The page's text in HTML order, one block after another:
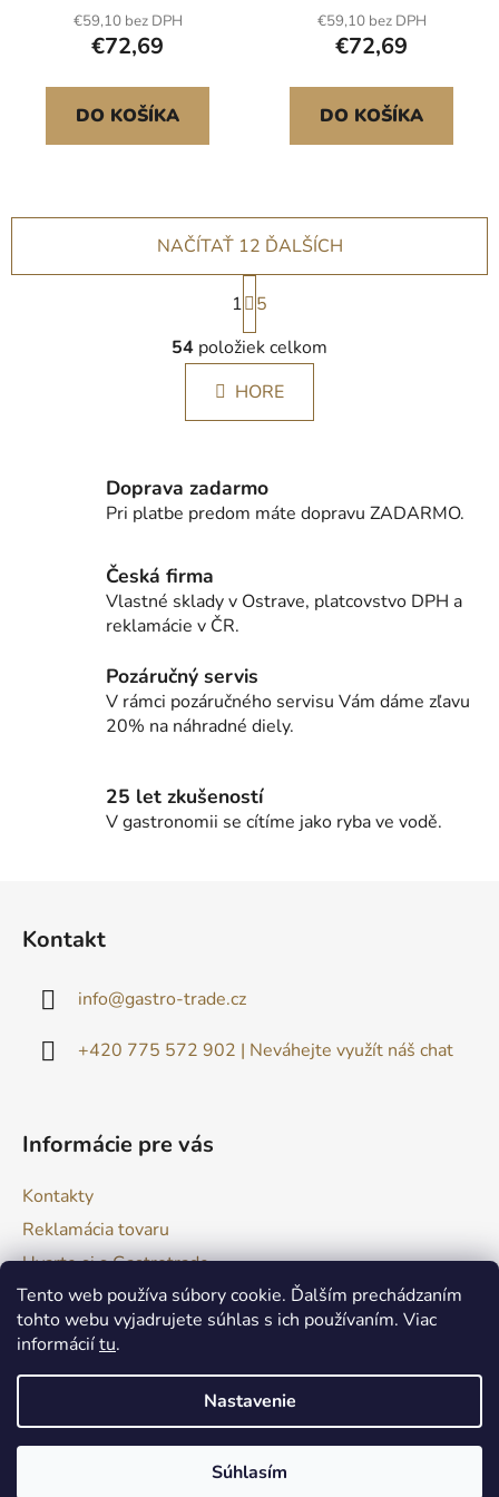
Tento web používa súbory cookie. Ďalším prechádzaním
tohto webu vyjadrujete súhlas s ich používaním. Viac
informáciítu.
Nastavenie
Súhlasím
€59,10 bez DPH
€72,69
DO KOŠÍKA
kábel čierny
€59,10 bez DPH
€72,69
DO KOŠÍKA
O
v
l
á
d
i
e
v
v
ý
p
u
NAČÍTAŤ 12 ĎALŠÍCH
S
t
r
á
n
k
i
e
1
5
54 položiek celkom
HORE
Doprava zadarmo
Pri platbe predom máte dopravu ZADARMO.
Česká firma
Vlastné sklady v Ostrave, platcovstvo DPH a
reklamácie v ČR.
Pozáručný servis
V rámci pozáručného servisu Vám dáme zľavu
20% na náhradné diely.
25 let zkušeností
V gastronomii se cítíme jako ryba ve vodě.
Kontakt
info@gastro-trade.cz
+420 775 572 902 | Neváhejte využít náš chat
Informácie pre vás
Kontakty
Reklamácia tovaru
Uvarte si s Gastrotrade
Naše produkty - Tipy a triky
Obchodné podmienky
Vytvoril Shoptet
GASTRO TRADE